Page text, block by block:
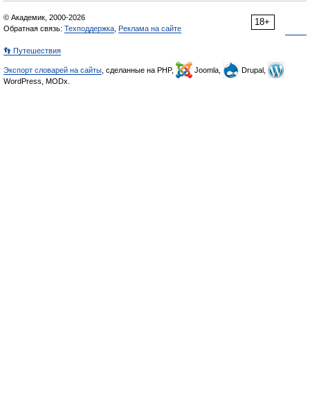
18+
© Академик, 2000-2026
Обратная связь: Техподдержка Реклама на сайте
👣 Путешествия
Экспорт словарей на сайты , сделанные на PHP, Joomla,
Drupal,
WordPress, MODx.